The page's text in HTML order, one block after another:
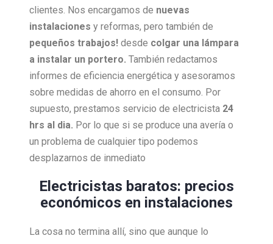
clientes. Nos encargamos de nuevas
instalaciones y reformas, pero también de
pequeños trabajos! desde colgar una lámpara
a instalar un portero. También redactamos
informes de eficiencia energética y asesoramos
sobre medidas de ahorro en el consumo. Por
supuesto, prestamos servicio de electricista 24
hrs al dia. Por lo que si se produce una avería o
un problema de cualquier tipo podemos
desplazarnos de inmediato
Electricistas baratos: precios
económicos en instalaciones
La cosa no termina allí, sino que aunque lo